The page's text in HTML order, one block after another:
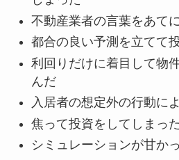
不動産業者の言葉をあて
都合の良い予測を立てて
利回りだけに着目して物
んだ
入居者の想定外の行動に
焦って投資をしてしまった
シミュレーションが甘か